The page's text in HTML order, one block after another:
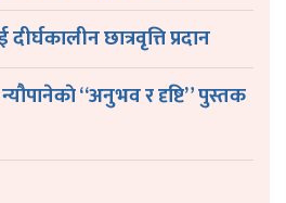
दीर्घकालीन छात्रवृत्ति प्रदान
“अनुभव र दृष्टि” पुस्तक